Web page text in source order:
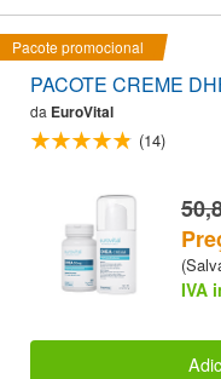
Pacote promocional
PACOTE CREME
da EuroVital
(14)
IVA